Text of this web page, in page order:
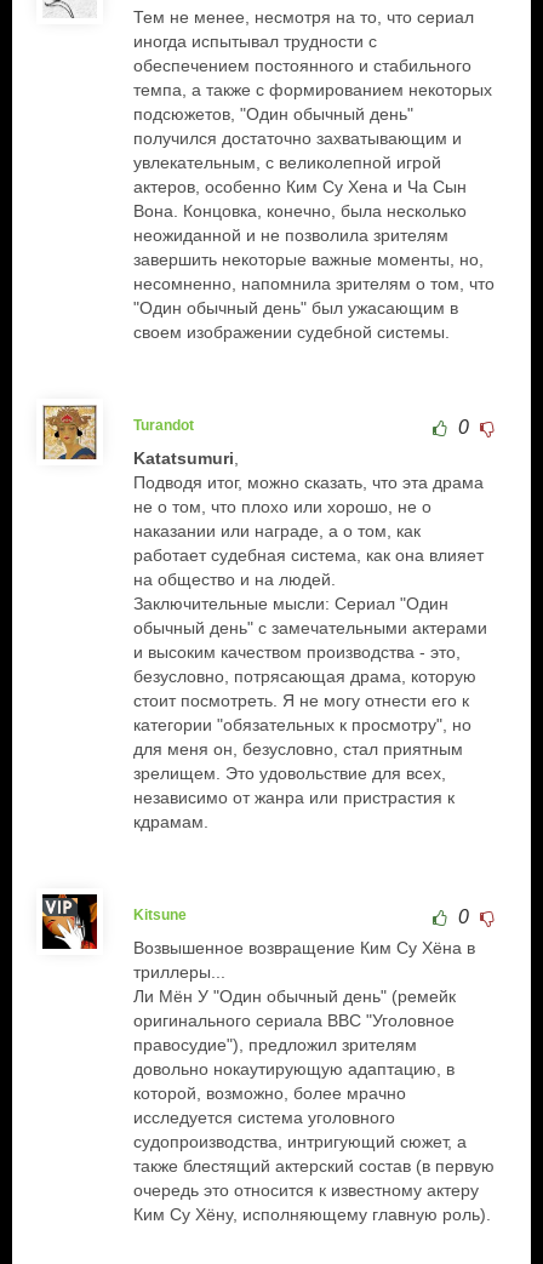
Тем не менее, несмотря на то, что сериал
иногда испытывал трудности с
обеспечением постоянного и стабильного
темпа, а также с формированием некоторых
подсюжетов, "Один обычный день"
получился достаточно захватывающим и
увлекательным, с великолепной игрой
актеров, особенно Ким Су Хена и Ча Сын
Вона. Концовка, конечно, была несколько
неожиданной и не позволила зрителям
завершить некоторые важные моменты, но,
несомненно, напомнила зрителям о том, что
"Один обычный день" был ужасающим в
своем изображении судебной системы.
Turandot 0
Katatsumuri
Подводя итог, можно сказать, что эта драма
не о том, что плохо или хорошо, не о
наказании или награде, а о том, как
работает судебная система, как она влияет
на общество и на людей.
Заключительные мысли: Сериал "Один
обычный день" с замечательными актерами
и высоким качеством производства - это,
безусловно, потрясающая драма, которую
стоит посмотреть. Я не могу отнести его к
категории "обязательных к просмотру", но
для меня он, безусловно, стал приятным
зрелищем. Это удовольствие для всех,
независимо от жанра или пристрастия к
кдрамам.
Kitsune 0
Возвышенное возвращение Ким Су Хёна в
триллеры...
Ли Мён У "Один обычный день" (ремейк
оригинального сериала BBC "Уголовное
правосудие"), предложил зрителям
довольно нокаутирующую адаптацию, в
которой, возможно, более мрачно
исследуется система уголовного
судопроизводства, интригующий сюжет, а
также блестящий актерский состав (в первую
очередь это относится к известному актеру
Ким Су Хёну, исполняющему главную роль).